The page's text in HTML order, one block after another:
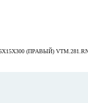
(ПРАВЫЙ)